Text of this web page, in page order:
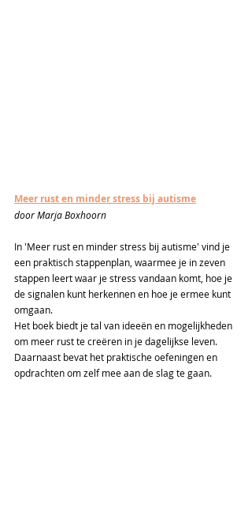
Meer rust en minder stress bij autisme
door Marja Boxhoorn
In 'Meer rust en minder stress bij autisme' vind je
een praktisch stappenplan, waarmee je in zeven
stappen leert waar je stress vandaan komt, hoe je
de signalen kunt herkennen en hoe je ermee kunt
omgaan.
Het boek biedt je tal van ideeën en mogelijkheden
om meer rust te creëren in je dagelijkse leven.
Daarnaast bevat het praktische oefeningen en
opdrachten om zelf mee aan de slag te gaan.